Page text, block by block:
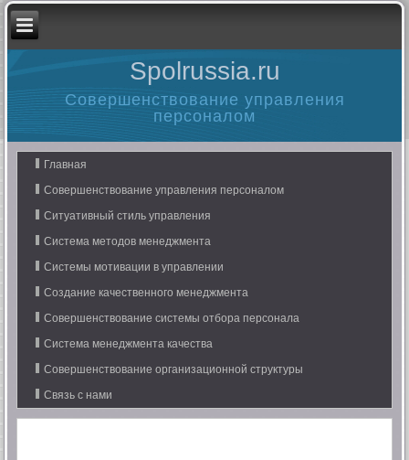
Spolrussia.ru
Совершенствование управления
персоналом
Главная
Совершенствование управления персоналом
Ситуативный стиль управления
Система методов менеджмента
Системы мотивации в управлении
Создание качественного менеджмента
Совершенствование системы отбора персонала
Система менеджмента качества
Совершенствование организационной структуры
Связь с нами